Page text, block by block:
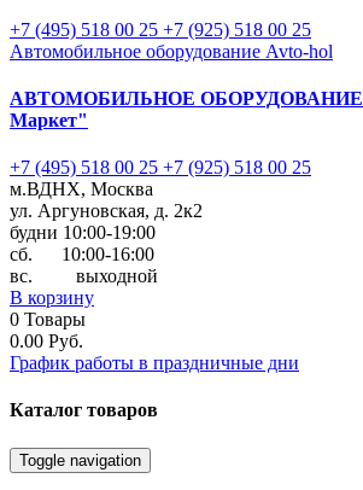
+7 (495) 518 00 25 +7 (925) 518 00 25
Автомобильное оборудование Avto-hol
АВТОМОБИЛЬНОЕ ОБОРУДОВАНИЕ
Маркет"
+7 (495) 518 00 25 +7 (925) 518 00 25
м.ВДНХ, Москва
ул. Аргуновская, д. 2к2
будни 10:00-19:00
cб. 10:00-16:00
вс. выходной
В корзину
0 Товары
0.00 Руб.
График работы в праздничные дни
Каталог товаров
Toggle navigation